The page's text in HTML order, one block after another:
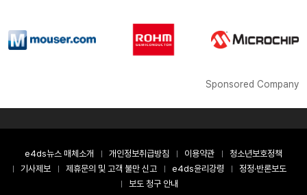
Sponsored Company
e4ds뉴스 매체소개 개인정보취급방침 이용약관
청소년보호정책
기사제보
제휴문의 및 고객 불만 신고 e4ds윤리강령
정정·반론보도
보도 청구 안내